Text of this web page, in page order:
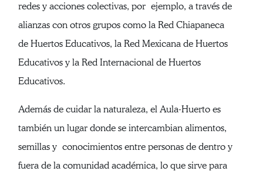
redes y acciones colectivas, por ejemplo, a través de
alianzas con otros grupos como la Red Chiapaneca
de Huertos Educativos, la Red Mexicana de Huertos
Educativos y la Red Internacional de Huertos
Educativos.
Además de cuidar la naturaleza, el Aula-Huerto es
también un lugar donde se intercambian alimentos,
semillas y conocimientos entre personas de dentro y
fuera de la comunidad académica, lo que sirve para